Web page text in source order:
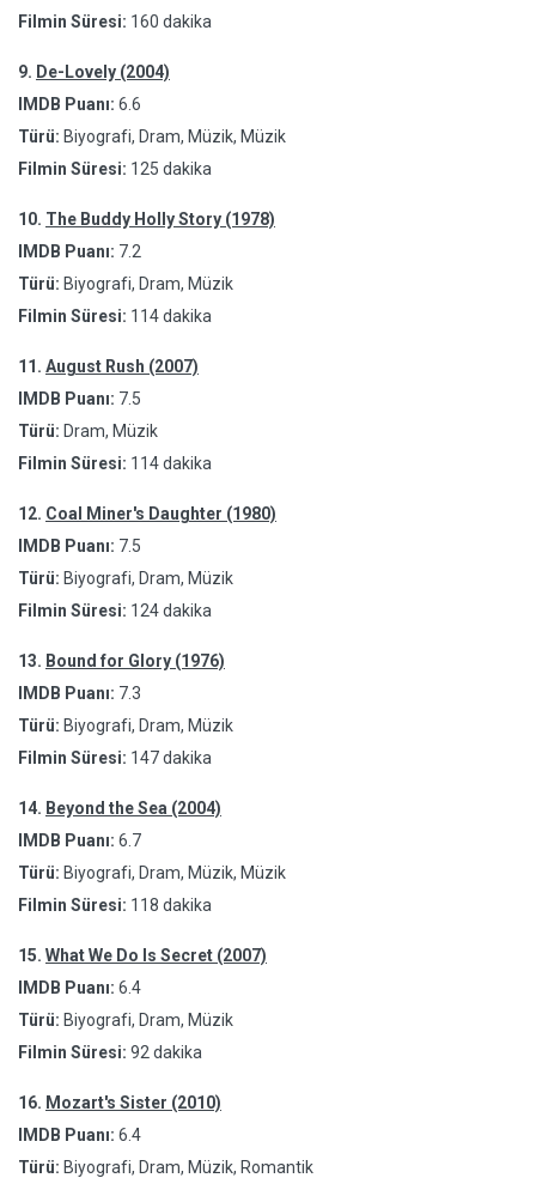
Filmin Süresi: 160 dakika
9. De-Lovely (2004)
IMDB Puanı: 6.6
Türü: Biyografi, Dram, Müzik, Müzik
Filmin Süresi: 125 dakika
10. The Buddy Holly Story (1978)
IMDB Puanı: 7.2
Türü: Biyografi, Dram, Müzik
Filmin Süresi: 114 dakika
11. August Rush (2007)
IMDB Puanı: 7.5
Türü: Dram, Müzik
Filmin Süresi: 114 dakika
12. Coal Miner's Daughter (1980)
IMDB Puanı: 7.5
Türü: Biyografi, Dram, Müzik
Filmin Süresi: 124 dakika
13. Bound for Glory (1976)
IMDB Puanı: 7.3
Türü: Biyografi, Dram, Müzik
Filmin Süresi: 147 dakika
14. Beyond the Sea (2004)
IMDB Puanı: 6.7
Türü: Biyografi, Dram, Müzik, Müzik
Filmin Süresi: 118 dakika
15. What We Do Is Secret (2007)
IMDB Puanı: 6.4
Türü: Biyografi, Dram, Müzik
Filmin Süresi: 92 dakika
16. Mozart's Sister (2010)
IMDB Puanı: 6.4
Türü: Biyografi, Dram, Müzik, Romantik